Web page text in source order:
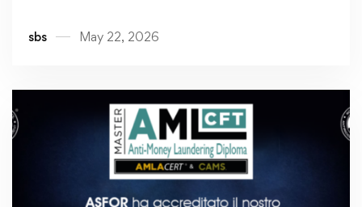
𝗹’𝗲𝗰𝗼𝗻𝗼𝗺𝗶𝗮 𝗹𝗼𝗰𝗮𝗹𝗲
sbs May 22, 2026